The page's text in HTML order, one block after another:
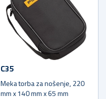
C35
Meka torba za nošenje, 220
mm x 140 mm x 65 mm